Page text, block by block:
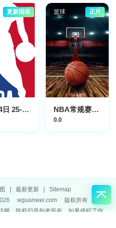
更新国语
1月14日 25-26赛季NBA常规赛 森林狼VS雄鹿
篮球 正片
NBA常规赛：凯尔特人113-107雄鹿
0.0
最新更新
Sitemap
wguanwei.com
版权所有
网，版权归原创者所有，如果侵犯了你